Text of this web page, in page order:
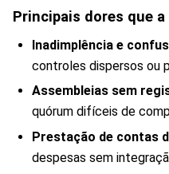
Principais dores que
Inadimplência e
controles dispersos ou
Assembleias sem
quórum difíceis de
Prestação de contas
despesas sem